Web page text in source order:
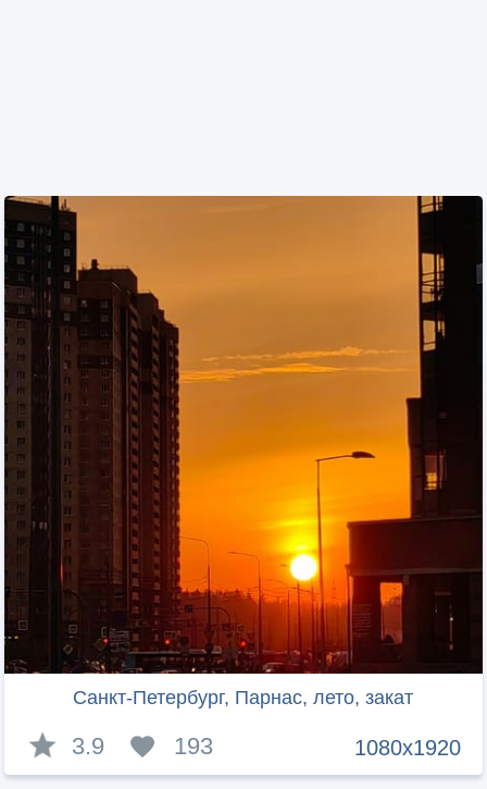
Санкт-Петербург, Парнас, лето, закат
1080x1920
3.9 193